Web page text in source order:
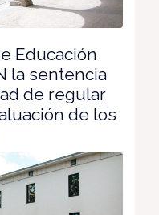
Educación
la sentencia
de regular
de los